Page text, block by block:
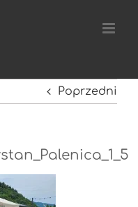
Poprzedni